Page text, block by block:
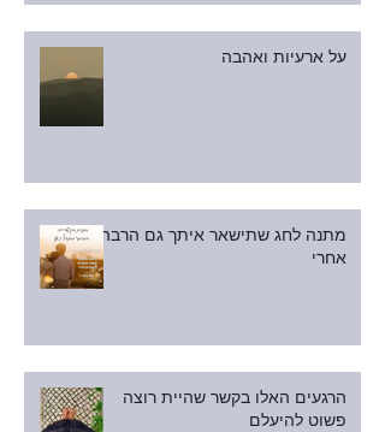
על ארעיות ואהבה
מתנה לחג שתישאר איתך גם הרבה
אחרי
הרגעים האלו בקשר שהיית רוצה
פשוט להיעלם